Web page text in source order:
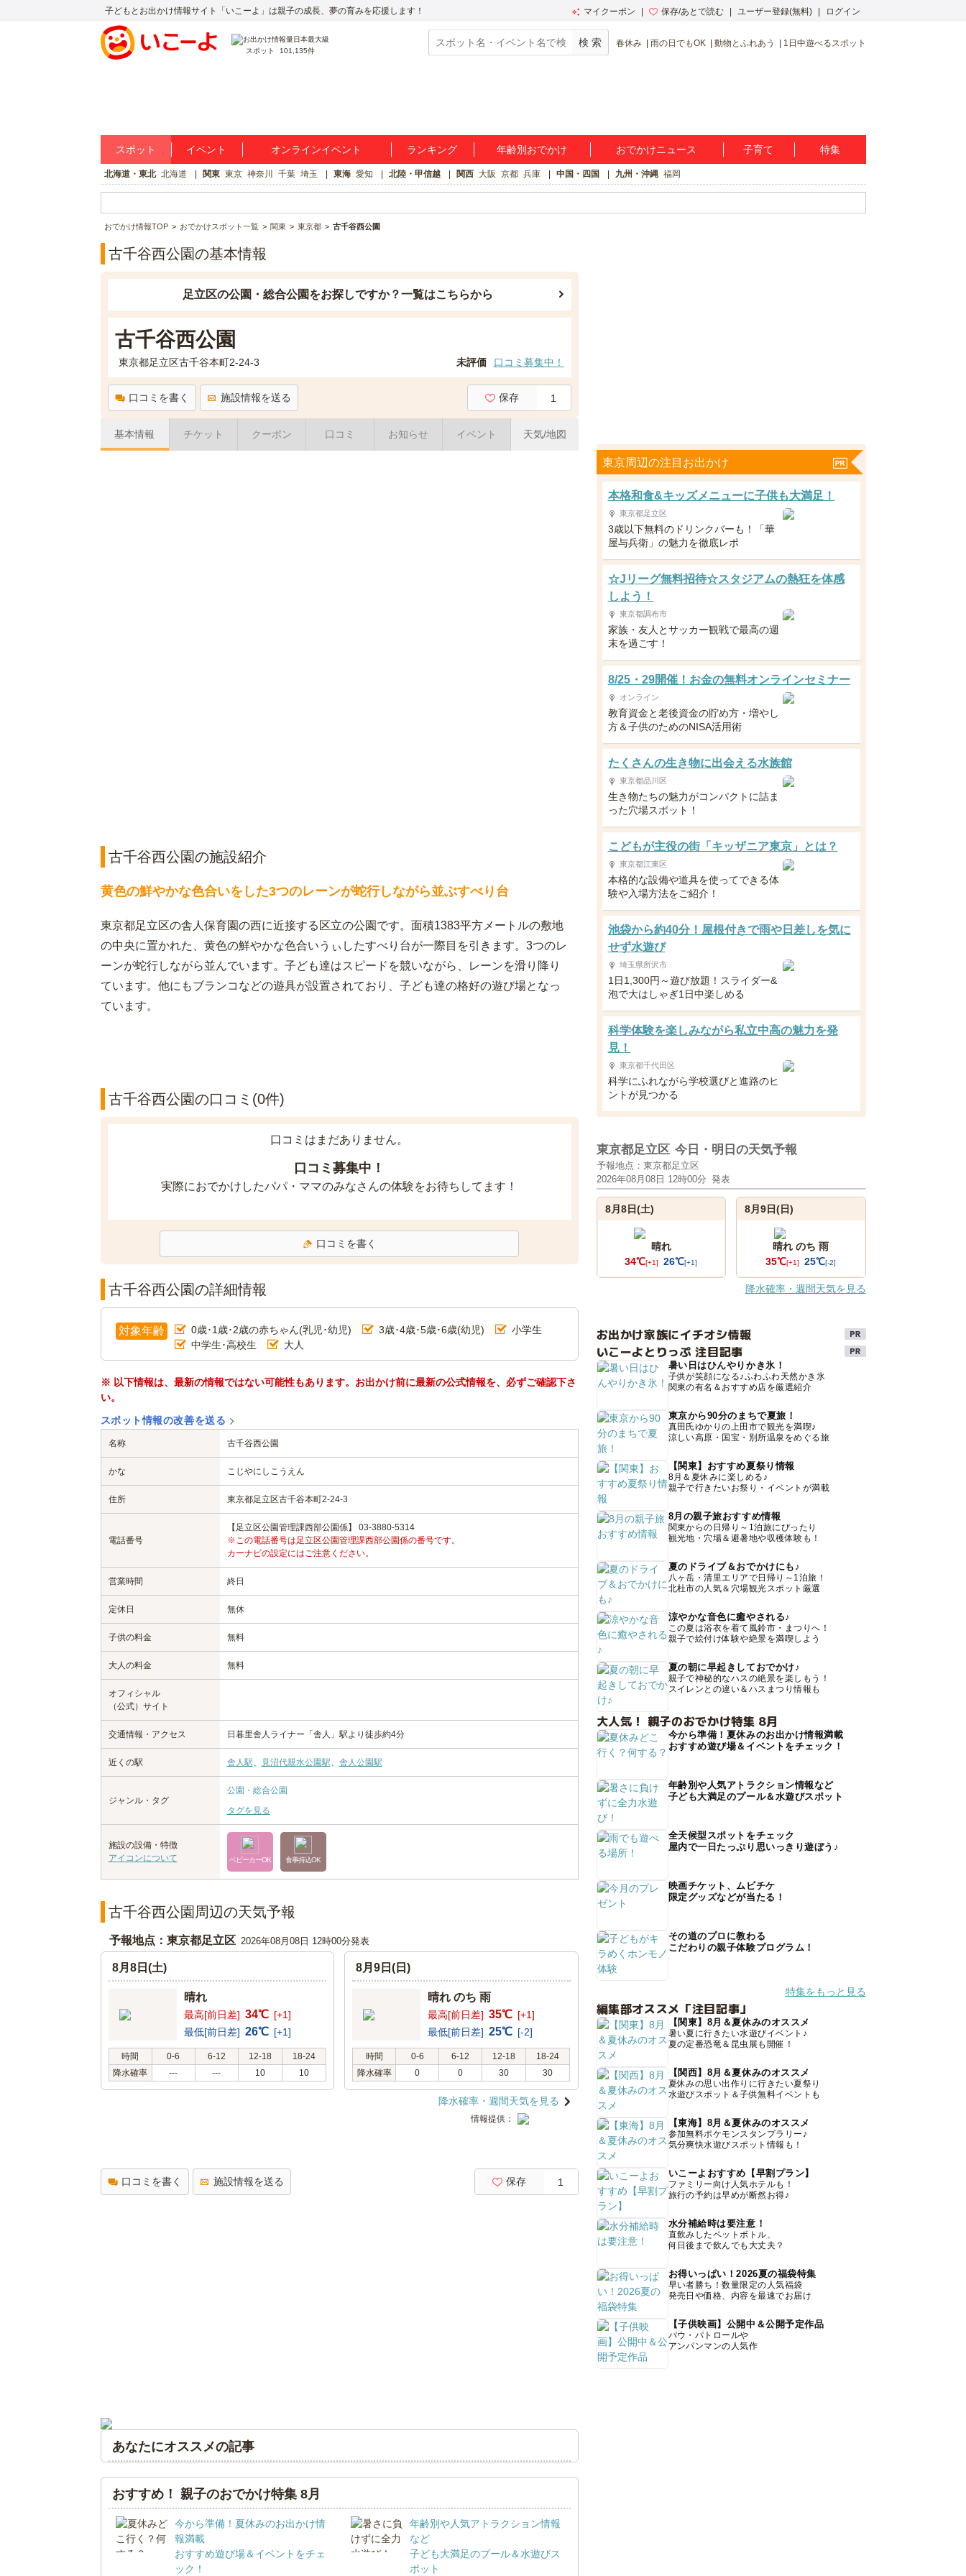
子どもとお出かけ情報サイト「いこーよ」は親子の成長、夢の育みを応援します！ マイクーポン 保存/あとで読む ユーザー登録(無料) ログイン
スポット 101,135件
春休み 雨の日でもOK 動物とふれあう 1日中遊べるスポット
スポット イベント オンラインイベント ランキング 年齢別おでかけ おでかけニュース 子育て 特集
北海道・東北 北海道 関東 東京 神奈川 千葉 埼玉 東海 愛知 北陸・甲信越 関西 大阪 京都 兵庫 中国・四国 九州・沖縄 福岡
おでかけ情報TOP おでかけスポット一覧 関東 東京都 古千谷西公園
古千谷西公園の基本情報
足立区の公園・総合公園をお探しですか？一覧はこちらから
古千谷西公園
東京都足立区古千谷本町2-24-3 未評価 口コミ募集中！
口コミを書く 施設情報を送る 保存 1
基本情報 チケット クーポン 口コミ お知らせ イベント 天気/地図
古千谷西公園の施設紹介
黄色の鮮やかな色合いをした3つのレーンが蛇行しながら並ぶすべり台
東京都足立区の舎人保育園の西に近接する区立の公園です。面積1383平方メートルの敷地
の中央に置かれた、黄色の鮮やかな色合いうぃしたすべり台が一際目を引きます。3つのレ
ーンが蛇行しながら並んでいます。子ども達はスピードを競いながら、レーンを滑り降り
ています。他にもブランコなどの遊具が設置されており、子ども達の格好の遊び場となっ
ています。
古千谷西公園の口コミ(0件)
口コミはまだありません。
口コミ募集中！
実際におでかけしたパパ・ママのみなさんの体験をお待ちしてます！
口コミを書く
古千谷西公園の詳細情報
対象年齢 0歳･1歳･2歳の赤ちゃん(乳児･幼児) 3歳･4歳･5歳･6歳(幼児)
小学生
中学生･高校生
大人
※ 以下情報は、最新の情報ではない可能性もあります。お出かけ前に最新の公式情報を、必ずご確認下さ
い。
スポット情報の改善を送る
名称 古千谷西公園
かな こじやにしこうえん
住所 東京都足立区古千谷本町2-24-3
電話番号
【足立区公園管理課西部公園係】 03-3880-5314
※この電話番号は足立区公園管理課西部公園係の番号です。
カーナビの設定にはご注意ください。
営業時間 終日
定休日 無休
子供の料金 無料
大人の料金 無料
オフィシャル
（公式）サイト
交通情報・アクセス 日暮里舎人ライナー「舎人」駅より徒歩約4分
近くの駅 舎人駅、 見沼代親水公園駅、 舎人公園駅
ジャンル・タグ
公園・総合公園
タグを見る
施設の設備・特徴
アイコンについて
ベビーカーOK 食事持込OK
古千谷西公園周辺の天気予報
予報地点：東京都足立区 2026年08月08日 12時00分発表
8月8日(土)
晴れ
最高[前日差] 34℃ [+1]
最低[前日差] 26℃ [+1]
時間 0-6 6-12 12-18
18-24
降水確率
--- --- 10 10
8月9日(日)
晴れ のち 雨
最高[前日差] 35℃ [+1]
最低[前日差] 25℃ [-2]
時間 0-6 6-12 12-18
18-24
降水確率
0 0 30 30
降水確率・週間天気を見る
情報提供：
口コミを書く 施設情報を送る 保存 1
あなたにオススメの記事
おすすめ！ 親子のおでかけ特集 8月
今から準備！夏休みのお出かけ情
報満載
おすすめ遊び場＆イベントをチェ
ック！
年齢別や人気アトラクション情報
など
子ども大満足のプール＆水遊びス
ポット
東京周辺の注目お出かけ
本格和食&キッズメニューに子供も大満足！
東京都足立区
3歳以下無料のドリンクバーも！「華
屋与兵衛」の魅力を徹底レポ
☆Jリーグ無料招待☆スタジアムの熱狂を体感
しよう！
東京都調布市
家族・友人とサッカー観戦で最高の週
末を過ごす！
8/25・29開催！お金の無料オンラインセミナー
オンライン
教育資金と老後資金の貯め方・増やし
方＆子供のためのNISA活用術
たくさんの生き物に出会える水族館
東京都品川区
生き物たちの魅力がコンパクトに詰ま
った穴場スポット！
こどもが主役の街「キッザニア東京」とは？
東京都江東区
本格的な設備や道具を使ってできる体
験や入場方法をご紹介！
池袋から約40分！屋根付きで雨や日差しを気に
せず水遊び
埼玉県所沢市
1日1,300円～遊び放題！スライダー&
泡で大はしゃぎ1日中楽しめる
科学体験を楽しみながら私立中高の魅力を発
見！
東京都千代田区
科学にふれながら学校選びと進路のヒ
ントが見つかる
東京都足立区 今日・明日の天気予報
予報地点：東京都足立区
2026年08月08日 12時00分 発表
8月8日(土)
晴れ
34℃[+1] 26℃[+1]
8月9日(日)
晴れ のち 雨
35℃[+1] 25℃[-2]
降水確率・週間天気を見る
お出かけ家族にイチオシ情報
いこーよとりっぷ 注目記事
暑い日はひんやりかき氷！
子供が笑顔になる♪ふわふわ天然かき氷
関東の有名＆おすすめ店を厳選紹介
東京から90分のまちで夏旅！
真田氏ゆかりの上田市で観光を満喫♪
涼しい高原・国宝・別所温泉をめぐる旅
【関東】おすすめ夏祭り情報
8月＆夏休みに楽しめる♪
親子で行きたいお祭り・イベントが満載
8月の親子旅おすすめ情報
関東からの日帰り～1泊旅にぴったり
観光地・穴場＆避暑地や収穫体験も！
夏のドライブ＆おでかけにも♪
八ヶ岳・清里エリアで日帰り～1泊旅！
北杜市の人気＆穴場観光スポット厳選
涼やかな音色に癒やされる♪
この夏は浴衣を着て風鈴市・まつりへ！
親子で絵付け体験や絶景を満喫しよう
夏の朝に早起きしておでかけ♪
親子で神秘的なハスの絶景を楽しもう！
スイレンとの違い＆ハスまつり情報も
大人気！ 親子のおでかけ特集 8月
今から準備！夏休みのお出かけ情報満載
おすすめ遊び場＆イベントをチェック！
年齢別や人気アトラクション情報など
子ども大満足のプール＆水遊びスポット
全天候型スポットをチェック
屋内で一日たっぷり思いっきり遊ぼう♪
映画チケット、ムビチケ
限定グッズなどが当たる！
その道のプロに教わる
こだわりの親子体験プログラム！
特集をもっと見る
編集部オススメ「注目記事」
【関東】8月＆夏休みのオススメ
暑い夏に行きたい水遊びイベント♪
夏の定番恐竜＆昆虫展も開催！
【関西】8月＆夏休みのオススメ
夏休みの思い出作りに行きたい夏祭り
水遊びスポット＆子供無料イベントも
【東海】8月＆夏休みのオススメ
参加無料ポケモンスタンプラリー♪
気分爽快水遊びスポット情報も！
いこーよおすすめ【早割プラン】
ファミリー向け人気ホテルも！
旅行の予約は早めが断然お得♪
水分補給時は要注意！
直飲みしたペットボトル、
何日後まで飲んでも大丈夫？
お得いっぱい！2026夏の福袋特集
早い者勝ち！数量限定の人気福袋
発売日や価格、内容を最速でお届け
【子供映画】公開中＆公開予定作品
パウ・パトロールや
アンパンマンの人気作